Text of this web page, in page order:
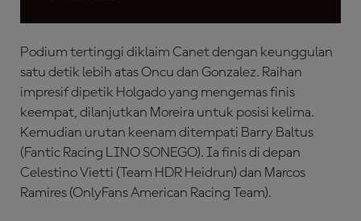
Podium tertinggi diklaim Canet dengan keunggulan
satu detik lebih atas Oncu dan Gonzalez. Raihan
impresif dipetik Holgado yang mengemas finis
keempat, dilanjutkan Moreira untuk posisi kelima.
Kemudian urutan keenam ditempati Barry Baltus
(Fantic Racing LINO SONEGO). Ia finis di depan
Celestino Vietti (Team HDR Heidrun) dan Marcos
Ramires (OnlyFans American Racing Team).